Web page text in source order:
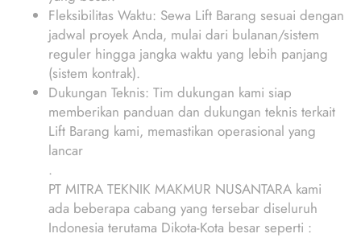
Fleksibilitas Waktu: Sewa Lift Barang sesuai dengan
jadwal proyek Anda, mulai dari bulanan/sistem
reguler hingga jangka waktu yang lebih panjang
(sistem kontrak).
Dukungan Teknis: Tim dukungan kami siap
memberikan panduan dan dukungan teknis terkait
Lift Barang kami, memastikan operasional yang
lancar
.
PT MITRA TEKNIK MAKMUR NUSANTARA kami
ada beberapa cabang yang tersebar diseluruh
Indonesia terutama Dikota-Kota besar seperti :